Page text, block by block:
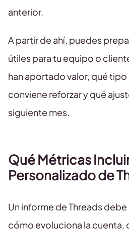
anterior.
A partir de ahí, puedes
útiles para tu equipo o
han aportado valor, qué
conviene reforzar y qué
siguiente mes.
Qué Métricas
Personalizado de
Un informe de Threads
cómo evoluciona la cuenta,